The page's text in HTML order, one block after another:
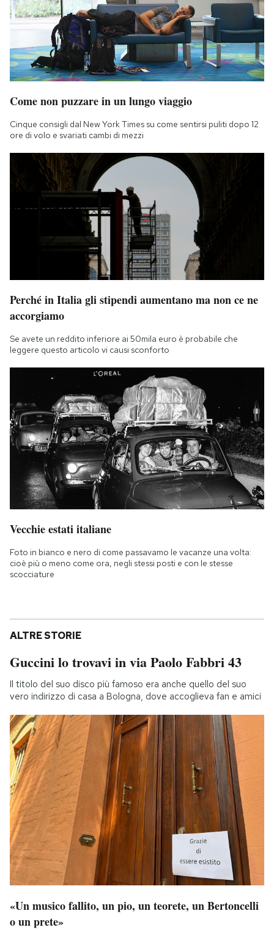
Come non puzzare in un lungo viaggio
Cinque consigli dal New York Times su come sentirsi puliti dopo 12
ore di volo e svariati cambi di mezzi
Perché in Italia gli stipendi aumentano ma non ce ne
accorgiamo
Se avete un reddito inferiore ai 50mila euro è probabile che
leggere questo articolo vi causi sconforto
Vecchie estati italiane
Foto in bianco e nero di come passavamo le vacanze una volta:
cioè più o meno come ora, negli stessi posti e con le stesse
scocciature
ALTRE STORIE
Guccini lo trovavi in via Paolo Fabbri 43
Il titolo del suo disco più famoso era anche quello del suo
vero indirizzo di casa a Bologna, dove accoglieva fan e amici
«Un musico fallito, un pio, un teorete, un Bertoncelli
o un prete»